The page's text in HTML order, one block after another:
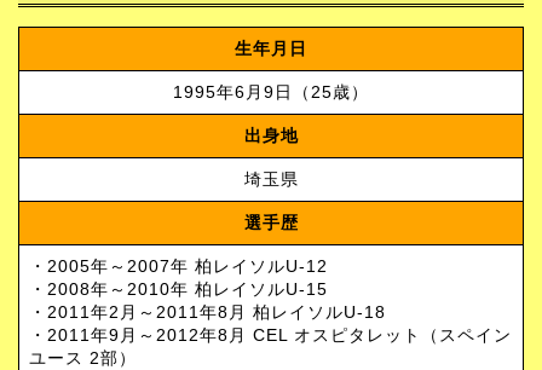
生年月日
1995年6月9日（25歳）
出身地
埼玉県
選手歴
・2005年～2007年 柏レイソルU-12
・2008年～2010年 柏レイソルU-15
・2011年2月～2011年8月 柏レイソルU-18
・2011年9月～2012年8月 CEL オスピタレット（スペイン
ユース 2部）